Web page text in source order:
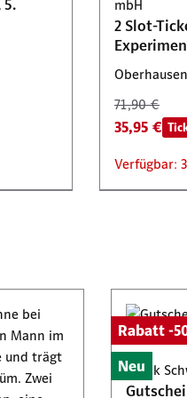
5.
mbH
2 Slot-
Oberhausen
71,90 €
35,95 €
Verfügbar:
in
A Tribute
Rabatt -
Neu
Frank